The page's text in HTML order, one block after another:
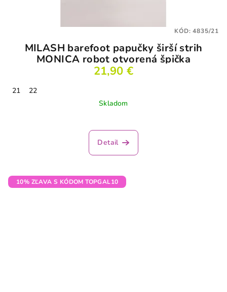
MILASH barefoot papučky širší strih
MONICA robot otvorená špička
21,90 €
21
22
Skladom
hodnotenie
produktu
5
hviezdičiek.
Detail
KÓD:4835/21
10% ZĽAVA S KÓDOM TOPGAL10